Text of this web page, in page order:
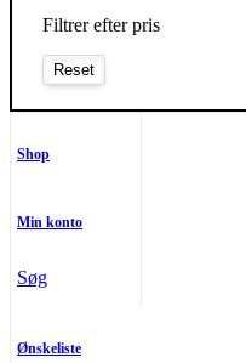
Filtrer efter pris
Shop
Min konto
Søg
Ønskeliste